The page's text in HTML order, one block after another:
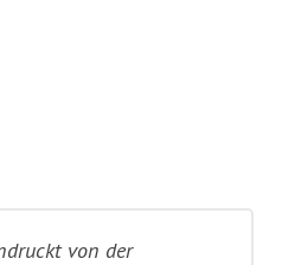
von der